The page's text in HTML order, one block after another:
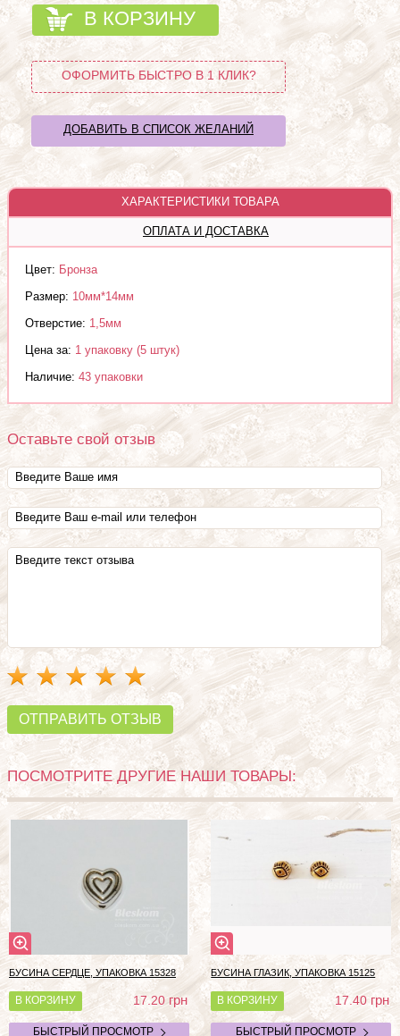
В КОРЗИНУ
ОФОРМИТЬ БЫСТРО В 1 КЛИК?
ДОБАВИТЬ В СПИСОК ЖЕЛАНИЙ
ХАРАКТЕРИСТИКИ ТОВАРА
ОПЛАТА И ДОСТАВКА
Цвет: Бронза
Размер: 10мм*14мм
Отверстие: 1,5мм
Цена за: 1 упаковку (5 штук)
Наличие: 43 упаковки
Оставьте свой отзыв
ОТПРАВИТЬ ОТЗЫВ
ПОСМОТРИТЕ ДРУГИЕ НАШИ ТОВАРЫ:
БУСИНА СЕРДЦЕ, УПАКОВКА 15328
В КОРЗИНУ 17.20грн
БЫСТРЫЙ ПРОСМОТР
БУСИНА ГЛАЗИК, УПАКОВКА 15125
В КОРЗИНУ 17.40грн
БЫСТРЫЙ ПРОСМОТР